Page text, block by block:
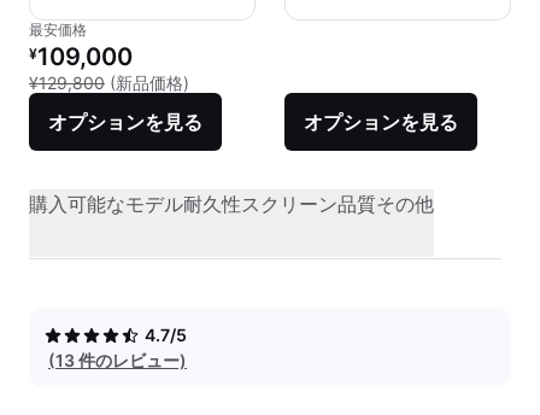
最安価格
リファービッシュ品の価格：
¥109,000
¥129,800 (新品価格)
オプションを見る オプションを見る
購入可能なモデル耐久性スクリーン品質その他
4.7/5
(13 件のレビュー)